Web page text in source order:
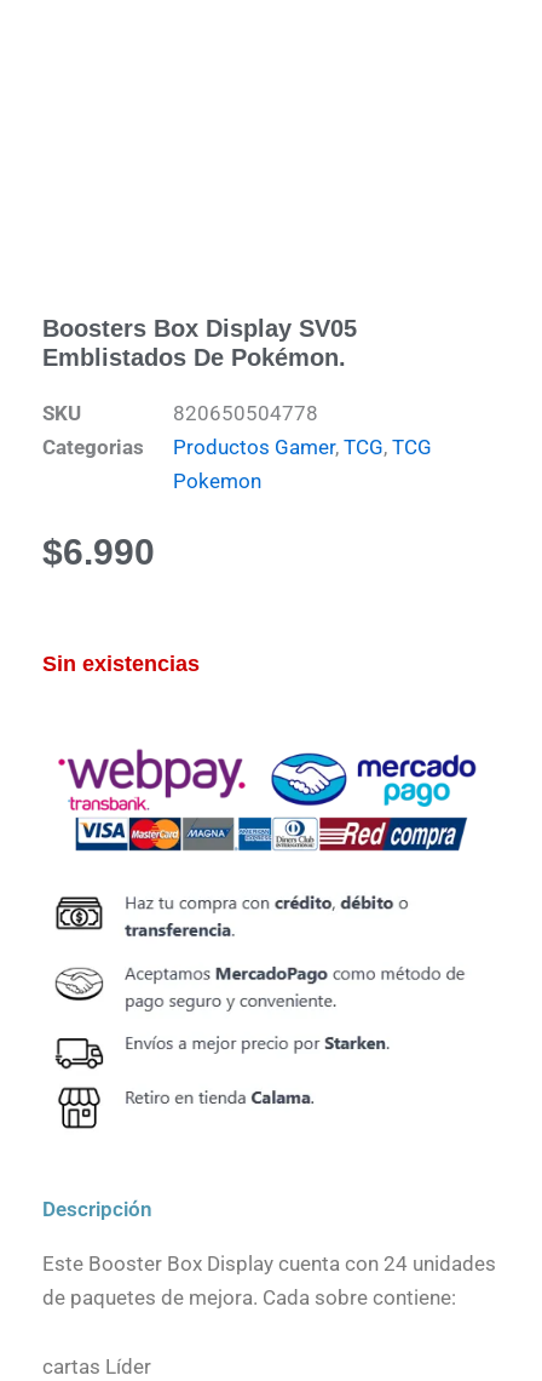
Boosters Box Display SV05
Emblistados De Pokémon.
SKU
820650504778
Categorias
Productos Gamer, TCG, TCG
Pokemon
$6.990
Sin existencias
Descripción
Este Booster Box Display cuenta con 24 unidades
de paquetes de mejora. Cada sobre contiene:
cartas Líder